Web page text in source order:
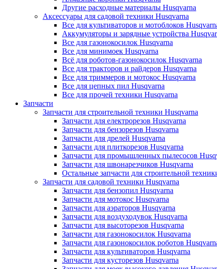
Другие расходные материалы Husqvarna
Аксессуары для садовой техники Husqvarna
Все для культиваторов и мотоблоков
Аккумуляторы и зарядные устройства
Все для газонокосилок Husqvarna
Все для минимоек Husqvarna
Всё для роботов-газонокосилок Husqvarna
Все для тракторов и райдеров Husqvarna
Все для триммеров и мотокос Husqvarna
Все для цепных пил Husqvarna
Все для прочей техники Husqvarna
Запчасти
Запчасти для строительной техники Husqvarna
Запчасти для електрорезов Husqvarna
Запчасти для бензорезов Husqvarna
Запчасти для дрелей Husqvarna
Запчасти для плиткорезов Husqvarna
Запчасти для промышленных пылесосов
Запчасти для швонарезчиков Husqvarna
Остальные запчасти для строительной
Запчасти для садовой техники Husqvarna
Запчасти для бензопил Husqvarna
Запчасти для мотокос Husqvarna
Запчасти для аэраторов Husqvarna
Запчасти для воздуходувок Husqvarna
Запчасти для высоторезов Husqvarna
Запчасти для газонокосилок Husqvarna
Запчасти для газонокосилок роботов
Запчасти для культиваторов Husqvarna
Запчасти для кусторезов Husqvarna